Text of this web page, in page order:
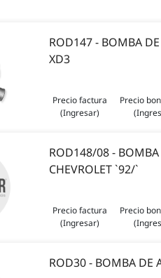
ROD147 - BOMBA
XD3
Precio factura
(Ingresar)
Precio
ROD148/08 - BOMBA
CHEVROLET `92/`
Precio factura
(Ingresar)
Precio
ROD30 - BOMBA DE